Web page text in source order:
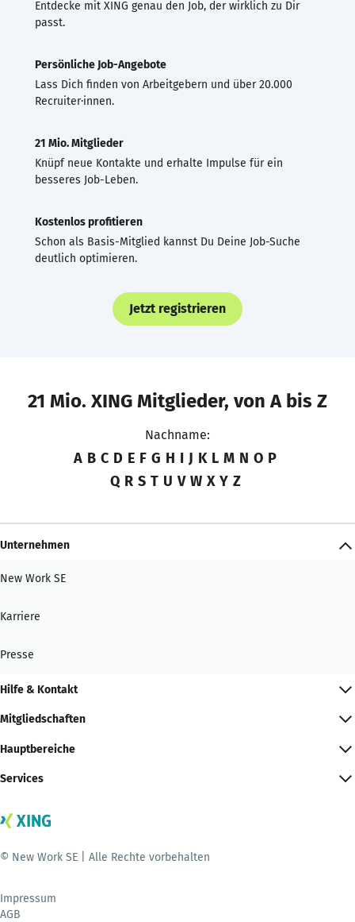
Entdecke mit XING genau den Job, der wirklich zu Dir
passt.
Persönliche Job-Angebote
Lass Dich finden von Arbeitgebern und über 20.000
Recruiter·innen.
21 Mio. Mitglieder
Knüpf neue Kontakte und erhalte Impulse für ein
besseres Job-Leben.
Kostenlos profitieren
Schon als Basis-Mitglied kannst Du Deine Job-Suche
deutlich optimieren.
Jetzt registrieren
21 Mio. XING Mitglieder, von A bis Z
Nachname:
A B C D E F G H I J K L M N O P
Q R S T U V W X Y Z
Unternehmen
New Work SE
Karriere
Presse
Hilfe & Kontakt
Mitgliedschaften
Hauptbereiche
Services
© New Work SE | Alle Rechte vorbehalten
Impressum
AGB